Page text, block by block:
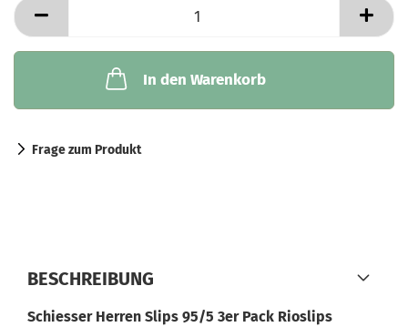
In den Warenkorb
Frage zum Produkt
BESCHREIBUNG
Schiesser Herren Slips 95/5 3er Pack Rioslips